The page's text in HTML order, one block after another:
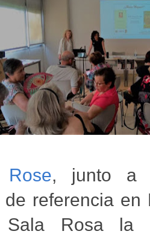
, junto
de referencia
Rosa la